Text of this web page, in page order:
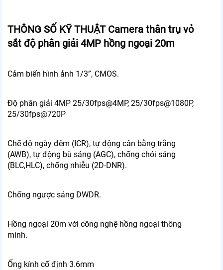
THÔNG SỐ KỸ THUẬT Camera thân trụ vỏ
sắt độ phân giải 4MP hồng ngoại 20m
Cảm biến hình ảnh 1/3”, CMOS.
Độ phân giải 4MP 25/30fps@4MP, 25/30fps@1080P,
25/30fps@720P
Chế độ ngày đêm (ICR), tự động cân bằng trắng
(AWB), tự động bù sáng (AGC), chống chói sáng
(BLC,HLC), chống nhiễu (2D-DNR).
Chống ngược sáng DWDR.
Hồng ngoại 20m với công nghệ hồng ngoại thông
minh.
Ống kính cố định 3.6mm